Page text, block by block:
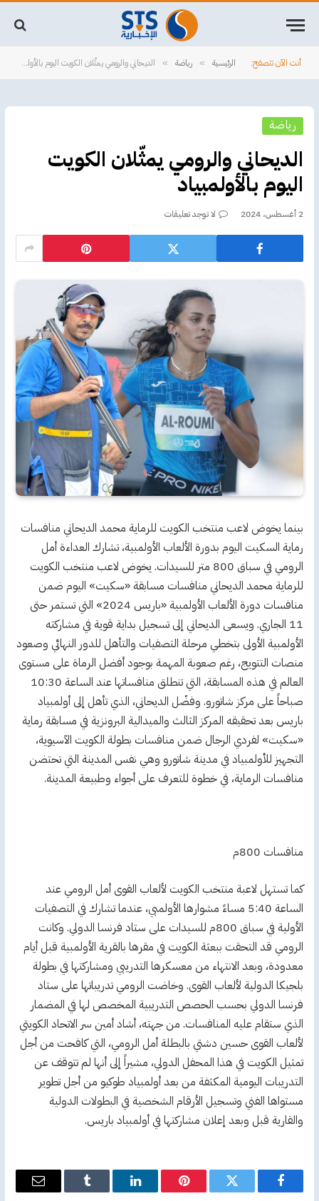
أنت الآن تتصفح: الرئيسية » رياضة » الديحاني والرومي يمثّلان الكويت اليوم بالأولمبياد
رياضة
الديحاني والرومي يمثّلان الكويت
اليوم بالأولمبياد
2 أغسطس، 2024 لا توجد تعليقات
بينما يخوض لاعب منتخب الكويت للرماية محمد الديحاني منافسات
رماية السكيت اليوم بدورة الألعاب الأولمبية، تشارك العداءة أمل
الرومي في سباق 800 متر للسيدات. يخوض لاعب منتخب الكويت
للرماية محمد الديحاني منافسات مسابقة «سكيت» اليوم ضمن
منافسات دورة الألعاب الأولمبية «باريس 2024» التي تستمر حتى
11 الجاري. ويسعى الديحاني إلى تسجيل بداية قوية في مشاركته
الأولمبية الأولى بتخطي مرحلة التصفيات والتأهل للدور النهائي وصعود
منصات التتويج، رغم صعوبة المهمة بوجود أفضل الرماة على مستوى
العالم في هذه المسابقة، التي تنطلق منافساتها عند الساعة 10:30
صباحاً على مركز شاتورو. وفضّل الديحاني، الذي تأهل إلى أولمبياد
باريس بعد تحقيقه المركز الثالث والميدالية البرونزية في مسابقة رماية
«سكيت» لفردي الرجال ضمن منافسات بطولة الكويت الآسيوية،
التجهيز للأولمبياد في مدينة شاتورو وهي نفس المدينة التي تحتضن
منافسات الرماية، في خطوة للتعرف على أجواء وطبيعة المدينة.
منافسات 800م
كما تستهل لاعبة منتخب الكويت لألعاب القوى أمل الرومي عند
الساعة 5:40 مساءً مشوارها الأولمبي، عندما تشارك في التصفيات
الأولية في سباق 800م للسيدات على ستاد فرنسا الدولي. وكانت
الرومي قد التحقت ببعثة الكويت في مقرها بالقرية الأولمبية قبل أيام
معدودة، وبعد الانتهاء من معسكرها التدريبي ومشاركتها في بطولة
بلجيكا الدولية لألعاب القوى. وخاضت الرومي تدريباتها على ستاد
فرنسا الدولي بحسب الحصص التدريبية المخصص لها في المضمار
الذي ستقام عليه المنافسات. من جهته، أشاد أمين سر الاتحاد الكويتي
لألعاب القوى حسين دشتي بالبطلة أمل الرومي، التي كافحت من أجل
تمثيل الكويت في هذا المحفل الدولي، مشيراً إلى أنها لم تتوقف عن
التدريبات اليومية المكثفة من بعد أولمبياد طوكيو من أجل تطوير
مستواها الفني وتسجيل الأرقام الشخصية في البطولات الدولية
والقارية قبل وبعد إعلان مشاركتها في أولمبياد باريس.
فيسبوك تويتر بينتيريستلينكدإن Tumblr
البريد